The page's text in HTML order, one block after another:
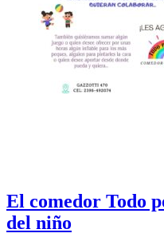
El comedor Todo
del niño